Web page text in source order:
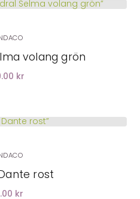
volang grön
kr
rost
kr